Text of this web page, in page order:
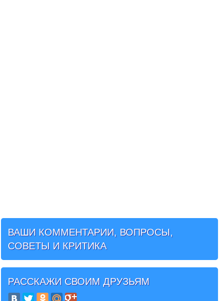
ВАШИ КОММЕНТАРИИ, ВОПРОСЫ,
СОВЕТЫ И КРИТИКА
РАССКАЖИ СВОИМ ДРУЗЬЯМ